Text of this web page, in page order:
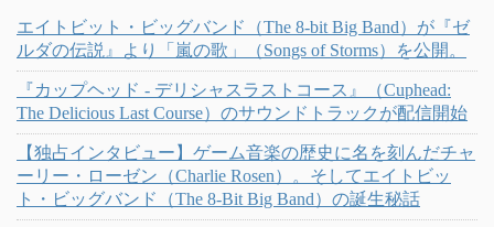
エイトビット・ビッグバンド（The 8-bit Big Band）が『ゼ
ルダの伝説』より「嵐の歌」（Songs of Storms）を公開。
『カップヘッド - デリシャスラストコース』（Cuphead:
The Delicious Last Course）のサウンドトラックが配信開始
【独占インタビュー】ゲーム音楽の歴史に名を刻んだチャ
ーリー・ローゼン（Charlie Rosen）。そしてエイトビッ
ト・ビッグバンド（The 8-Bit Big Band）の誕生秘話